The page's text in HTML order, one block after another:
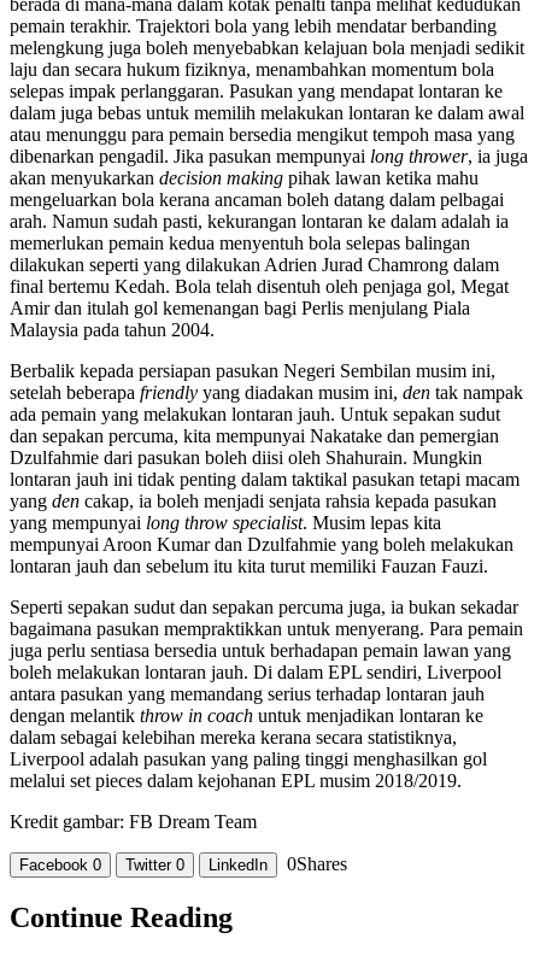
pemain terakhir. Trajektori bola yang lebih mendatar berbanding
melengkung juga boleh menyebabkan kelajuan bola menjadi sedikit
laju dan secara hukum fiziknya, menambahkan momentum bola
selepas impak perlanggaran. Pasukan yang mendapat lontaran ke
dalam juga bebas untuk memilih melakukan lontaran ke dalam awal
atau menunggu para pemain bersedia mengikut tempoh masa yang
dibenarkan pengadil. Jika pasukan mempunyai long thrower, ia juga
akan menyukarkan decision making pihak lawan ketika mahu
mengeluarkan bola kerana ancaman boleh datang dalam pelbagai
arah. Namun sudah pasti, kekurangan lontaran ke dalam adalah ia
memerlukan pemain kedua menyentuh bola selepas balingan
dilakukan seperti yang dilakukan Adrien Jurad Chamrong dalam
final bertemu Kedah. Bola telah disentuh oleh penjaga gol, Megat
Amir dan itulah gol kemenangan bagi Perlis menjulang Piala
Malaysia pada tahun 2004.
Berbalik kepada persiapan pasukan Negeri Sembilan musim ini,
setelah beberapa friendly yang diadakan musim ini, den tak nampak
ada pemain yang melakukan lontaran jauh. Untuk sepakan sudut
dan sepakan percuma, kita mempunyai Nakatake dan pemergian
Dzulfahmie dari pasukan boleh diisi oleh Shahurain. Mungkin
lontaran jauh ini tidak penting dalam taktikal pasukan tetapi macam
yang den cakap, ia boleh menjadi senjata rahsia kepada pasukan
yang mempunyai long throw specialist. Musim lepas kita
mempunyai Aroon Kumar dan Dzulfahmie yang boleh melakukan
lontaran jauh dan sebelum itu kita turut memiliki Fauzan Fauzi.
Seperti sepakan sudut dan sepakan percuma juga, ia bukan sekadar
bagaimana pasukan mempraktikkan untuk menyerang. Para pemain
juga perlu sentiasa bersedia untuk berhadapan pemain lawan yang
boleh melakukan lontaran jauh. Di dalam EPL sendiri, Liverpool
antara pasukan yang memandang serius terhadap lontaran jauh
dengan melantik throw in coach untuk menjadikan lontaran ke
dalam sebagai kelebihan mereka kerana secara statistiknya,
Liverpool adalah pasukan yang paling tinggi menghasilkan gol
melalui set pieces dalam kejohanan EPL musim 2018/2019.
Kredit gambar: FB Dream Team
Facebook 0 Twitter 0 LinkedIn 0Shares
Continue Reading